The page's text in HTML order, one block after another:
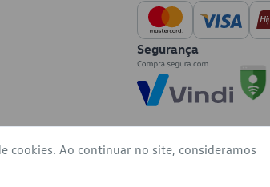
Segurança
cookies. Ao continuar no site, consideramos